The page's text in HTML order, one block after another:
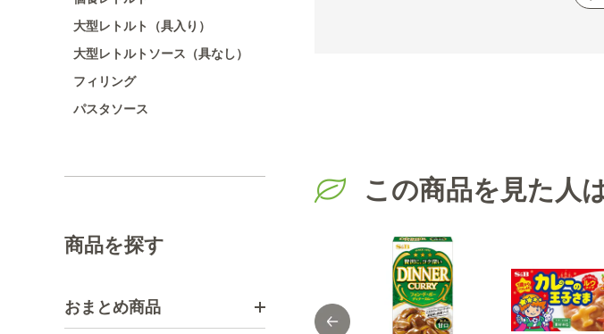
大型レトルト（具入り）
大型レトルトソース（具なし）
フィリング
パスタソース
商品を探す
おまとめ商品
この商品を見た人